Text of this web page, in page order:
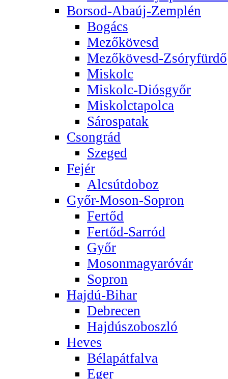
Borsod-Abaúj-Zemplén
Bogács
Mezőkövesd
Mezőkövesd-Zsóryfürdő
Miskolc
Miskolc-Diósgyőr
Miskolctapolca
Sárospatak
Csongrád
Szeged
Fejér
Alcsútdoboz
Győr-Moson-Sopron
Fertőd
Fertőd-Sarród
Győr
Mosonmagyaróvár
Sopron
Hajdú-Bihar
Debrecen
Hajdúszoboszló
Heves
Bélapátfalva
Eger